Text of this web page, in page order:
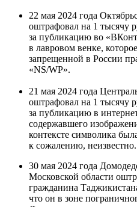
22 мая 2024 года
оштрафовал на 1 тысячу
за публикацию во
в лавровом венке,
запрещенной в России
«NS/WP».
21 мая 2024 года
оштрафовал на 1 тысячу
за публикацию в
содержавшего
контексте символика
к сожалению, неизвестно.
30 мая 2024 года
Московской области
гражданина
что он в зоне